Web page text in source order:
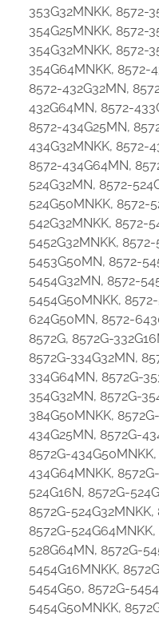
353G32MNKK, 8572-
354G25MNKK, 8572-
354G32MNKK, 8572-
354G64MNKK, 8572-
8572-432G32MN,
432G64MN, 8572-
8572-434G25MN,
434G32MNKK, 8572-
8572-434G64MN,
524G32MN, 8572-
524G50MNKK, 8572-
542G32MNKK, 8572-
5452G32MNKK,
5453G50MN, 8572-
5454G32MN, 8572-
5454G50MNKK,
624G50MN, 8572-
8572G, 8572G-
8572G-334G32MN,
334G64MN, 8572G-
354G32MN, 8572G-
384G50MNKK,
434G25MN, 8572G-
8572G-
434G64MNKK,
524G16N, 8572G-
8572G-
8572G-
528G64MN, 8572G-
5454G16MNKK,
5454G50, 8572G-
5454G50MNKK,